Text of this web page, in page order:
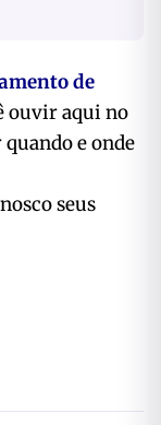
de
ouviraqui no
e onde
seus